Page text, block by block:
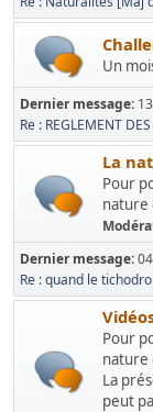
Un
Dernier message:
Re : REGLEMENT
La
Pour
nature
Dernier message:
Re : quand le
Pour
nature
La
peut